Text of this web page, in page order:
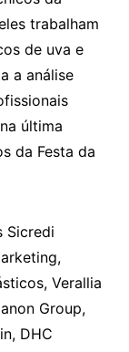
trabalham
de uva e
a análise
última
da Festa da
Sicredi
Verallia
Group,
DHC